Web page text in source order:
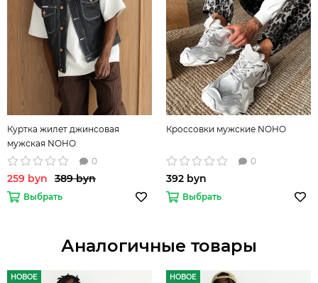
Куртка жилет джинсовая
мужская NOHO
0
259 byn 389 byn
Выбрать
Кроссовки мужские NOHO
0
392 byn
Выбрать
Аналогичные товары
НОВОЕ НОВОЕ